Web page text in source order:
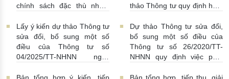
chính sách đặc thù nhằm
pháp luật về phòng, chống
rửa tiền nhằm đáp ứng yêu
cầu cấp bách trong thực
hiện cam kết quốc tế về trao
về thuế
22/07/2026 |
thảo Thông tư quy định hoạt
nhận tiền gửi, mua, bán có
kỳ hạn GTCG giữa các
TCTD, CNNHNNg
20/07/2026 | 09:32:00
Lấy ý kiến dự thảo Thông tư
sửa đổi, bổ sung một số
điều của Thông tư số
04/2025/TT-NHNN ngày
định thời hạn lưu trữ hồ sơ,
Dự thảo Thông tư sửa đổi,
bổ sung một số điều của
Thông tư số 26/2020/TT-
NHNN quy định việc phát
của Ngân hàng Nhà nước
Bản tổng hợp ý kiến, tiếp
Bản tổng hợp, tiếp thu, giải